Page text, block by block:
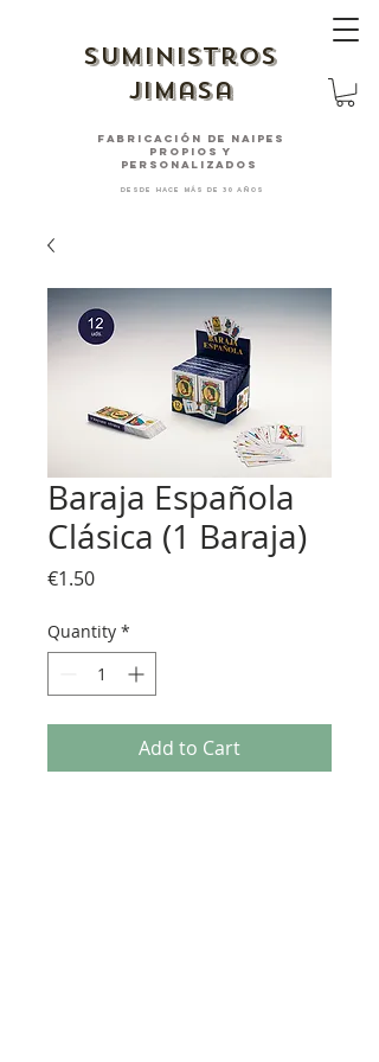
suministros
jimasa
fabricación de naipes
PROPIOS Y
PERSONALIZADOS
desde hace más de 30 años
Baraja Española
Clásica (1 Baraja)
€1.50Price
Quantity *
Add to Cart